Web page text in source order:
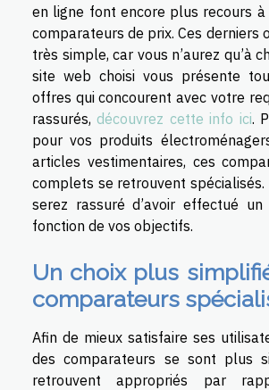
en ligne font encore plus recours à
comparateurs de prix. Ces derniers
très simple, car vous n’aurez qu’à
site web choisi vous présente
offres qui concourent avec votre
rassurés,découvrez cette info ici.
pour vos produits
articles vestimentaires, ces
complets se retrouvent spécialisés.
serez rassuré d’avoir effectué
fonction de vos objectifs.
Un choix plus
comparateurs
Afin de mieux satisfaire ses
des comparateurs se sont plus
retrouvent appropriés par